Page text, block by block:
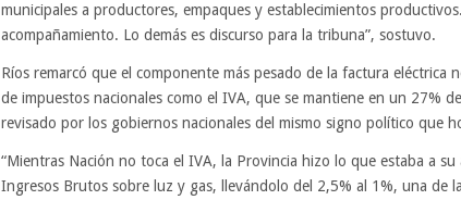
municipales a productores, empaques y establecimientos
acompañamiento. Lo demás es discurso para la tribuna”, sostuvo.
Ríos remarcó que el componente más pesado de la factura eléctrica
de impuestos nacionales como el IVA, que se mantiene en un 27%
revisado por los gobiernos nacionales del mismo signo político que
“Mientras Nación no toca el IVA, la Provincia hizo lo que estaba a
Ingresos Brutos sobre luz y gas, llevándolo del 2,5% al 1%, una de